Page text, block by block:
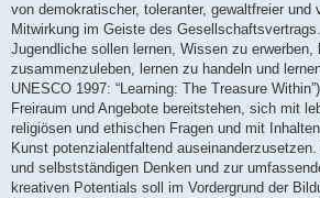
von demokratischer, toleranter, gewaltfreier und
Mitwirkung im Geiste des
Jugendliche sollen lernen, Wissen zu erwerben,
zusammenzuleben, lernen zu handeln und
UNESCO 1997: “Learning: The Treasure
Freiraum und Angebote bereitstehen, sich mit
religiösen und ethischen Fragen und mit
Kunst potenzialentfaltend
und selbstständigen Denken und zur
kreativen Potentials soll im Vordergrund der